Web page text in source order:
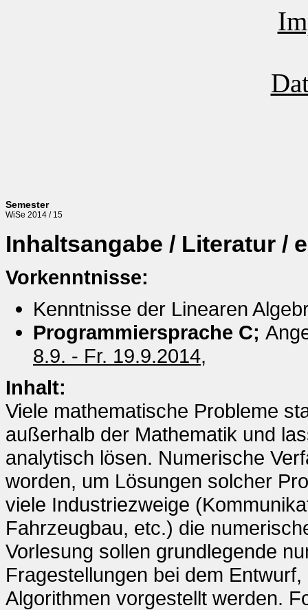
Semester
WiSe 2014 / 15
Inhaltsangabe / Literatur /
Vorkenntnisse:
Kenntnisse der Linearen
Programmiersprache C;
8.9. - Fr. 19.9.2014,
Inhalt:
Viele mathematische Probleme
außerhalb der Mathematik und
analytisch lösen. Numerische
worden, um Lösungen solcher
viele Industriezweige
Fahrzeugbau, etc.) die
Vorlesung sollen grundlegende
Fragestellungen bei dem
Algorithmen vorgestellt werden.